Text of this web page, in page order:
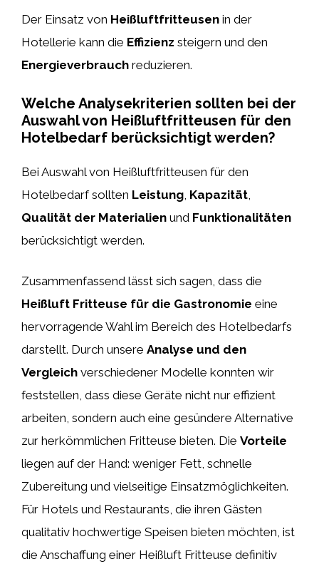
Der Einsatz von Heißluftfritteusen in der
Hotellerie kann die Effizienz steigern und den
Energieverbrauch reduzieren.
Welche Analysekriterien sollten bei der
Auswahl von Heißluftfritteusen für den
Hotelbedarf berücksichtigt werden?
Bei Auswahl von Heißluftfritteusen für den
Hotelbedarf sollten Leistung Kapazität
Qualität der Materialien und Funktionalitäten
berücksichtigt werden.
Zusammenfassend lässt sich sagen, dass die
Heißluft Fritteuse für die Gastronomie eine
hervorragende Wahl im Bereich des Hotelbedarfs
darstellt. Durch unsere Analyse und den
Vergleich verschiedener Modelle konnten wir
feststellen, dass diese Geräte nicht nur effizient
arbeiten, sondern auch eine gesündere Alternative
zur herkömmlichen Fritteuse bieten. Die Vorteile
liegen auf der Hand: weniger Fett, schnelle
Zubereitung und vielseitige Einsatzmöglichkeiten.
Für Hotels und Restaurants, die ihren Gästen
qualitativ hochwertige Speisen bieten möchten, ist
die Anschaffung einer Heißluft Fritteuse definitiv